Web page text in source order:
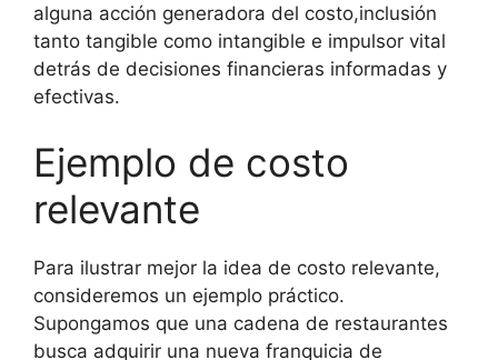
alguna acción generadora del costo,inclusión
tanto tangible como intangible e impulsor vital
detrás de decisiones financieras informadas y
efectivas.
Ejemplo de costo
relevante
Para ilustrar mejor la idea de costo relevante,
consideremos un ejemplo práctico.
Supongamos que una cadena de restaurantes
busca adquirir una nueva franquicia de